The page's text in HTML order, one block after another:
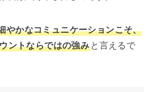
やかなコミュニケーションこそ、
ントならではの強み と言えるで